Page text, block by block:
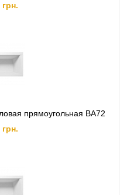
грн.
прямоугольная BA72